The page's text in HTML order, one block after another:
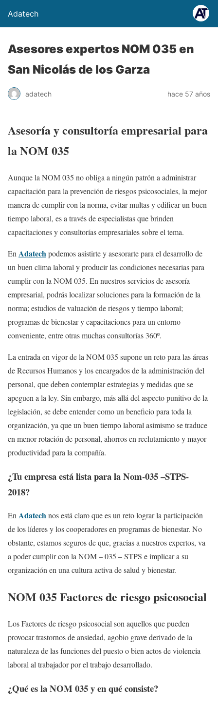
Adatech
Asesores expertos NOM 035 en
San Nicolás de los Garza
adatech hace 57 años
Asesoría y consultoría empresarial para
la NOM 035
Aunque la NOM 035 no obliga a ningún patrón a administrar
capacitación para la prevención de riesgos psicosociales, la mejor
manera de cumplir con la norma, evitar multas y edificar un buen
tiempo laboral, es a través de especialistas que brinden
capacitaciones y consultorías empresariales sobre el tema.
En Adatechpodemos asistirte y asesorarte para el desarrollo de
un buen clima laboral y producir las condiciones necesarias para
cumplir con la NOM 035. En nuestros servicios de asesoría
empresarial, podrás localizar soluciones para la formación de la
norma; estudios de valuación de riesgos y tiempo laboral;
programas de bienestar y capacitaciones para un entorno
conveniente, entre otras muchas consultorías 360º.
La entrada en vigor de la NOM 035 supone un reto para las áreas
de Recursos Humanos y los encargados de la administración del
personal, que deben contemplar estrategias y medidas que se
apeguen a la ley. Sin embargo, más allá del aspecto punitivo de la
legislación, se debe entender como un beneficio para toda la
organización, ya que un buen tiempo laboral asimismo se traduce
en menor rotación de personal, ahorros en reclutamiento y mayor
productividad para la compañía.
¿Tu empresa está lista para la Nom-035 –STPS-
2018?
EnAdatechnos está claro que es un reto lograr la participación
de los líderes y los cooperadores en programas de bienestar. No
obstante, estamos seguros de que, gracias a nuestros expertos, va
a poder cumplir con la NOM – 035 – STPS e implicar a su
organización en una cultura activa de salud y bienestar.
NOM 035 Factores de riesgo psicosocial
Los Factores de riesgo psicosocial son aquellos que pueden
provocar trastornos de ansiedad, agobio grave derivado de la
naturaleza de las funciones del puesto o bien actos de violencia
laboral al trabajador por el trabajo desarrollado.
¿Qué es la NOM 035 y en qué consiste?